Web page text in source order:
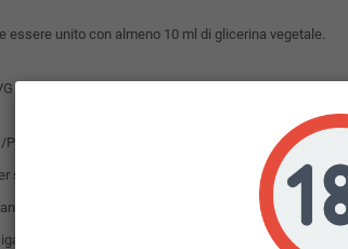
essere unito con almeno 10 ml di glicerina vegetale.
a scelta tra 20mg/ml o 10mg/ml.
sigaretta elettronica sul mercato.
nel formato: 1 flacone di aroma in glicole ad
elettronica sono ad alta aromatizzazione in